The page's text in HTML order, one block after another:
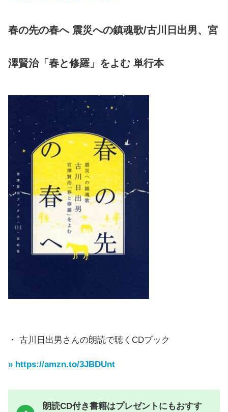
春の先の春へ 震災への鎮魂歌/古川日出男、宮
澤賢治「春と修羅」をよむ 単行本
・ 古川日出男さんの朗読で聴くCDブック
» https://amzn.to/3JBDUnt
朗読CD付き書籍はプレゼントにもおすす